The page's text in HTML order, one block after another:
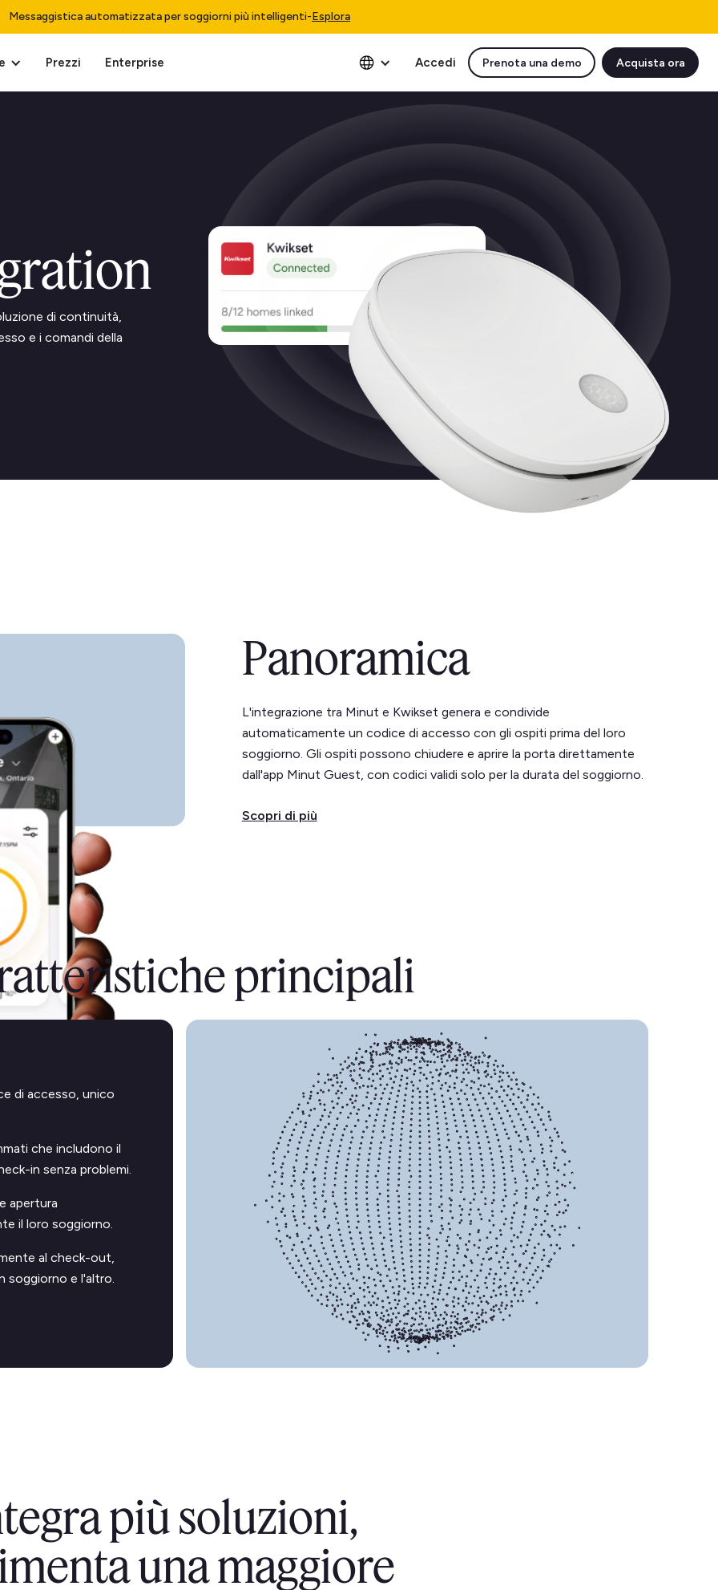
Messaggistica automatizzata per soggiorni più intelligenti-Esplora
Prezzi Enterprise Accedi Prenota una demo Acquista ora
di continuità,
e i comandi della
Panoramica
L'integrazione tra Minut e Kwikset genera e condivide
automaticamente un codice di accesso con gli ospiti prima del loro
soggiorno. Gli ospiti possono chiudere e aprire la porta direttamente
dall'app Minut Guest, con codici validi solo per la durata del soggiorno.
Scopri di più
principali
di accesso, unico
che includono il
in senza problemi.
apertura
il loro soggiorno.
al check-out,
soggiorno e l'altro.
più soluzioni,
una maggiore